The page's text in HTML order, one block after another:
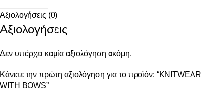
Αξιολογήσεις (0)
Αξιολογήσεις
Δεν υπάρχει καμία αξιολόγηση ακόμη.
Κάνετε την πρώτη αξιολόγηση για το προϊόν: “KNITWEAR
WITH BOWS”